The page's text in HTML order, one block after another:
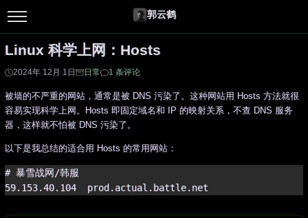
郭云鹤
Linux 科学上网：Hosts
2024年 12月 1日 日常 1 条评论
被墙的不严重的网站，通常是被 DNS 污染了。这种网站用 Hosts 方法就很
容易实现科学上网。Hosts 即固定域名和 IP 的映射关系，不查 DNS 服务
器，这样就不怕被 DNS 污染了。
以下是我总结的适合用 Hosts 的常用网站：
# 暴雪战网/韩服